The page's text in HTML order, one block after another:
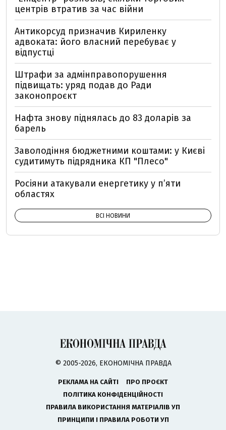
центрів втратив за час війни
Антикорсуд призначив Кириленку
адвоката: його власний перебуває у
відпустці
Штрафи за адмінправопорушення
підвищать: уряд подав до Ради
законопроєкт
Нафта знову піднялась до 83 доларів за
барель
Заволодіння бюджетними коштами: у Києві
судитимуть підрядника КП "Плесо"
Росіяни атакували енергетику у пʼяти
областях
ВСІ НОВИНИ
© 2005-2026, ЕКОНОМІЧНА ПРАВДА
РЕКЛАМА НА САЙТІ
ПРО ПРОЄКТ
ПОЛІТИКА КОНФІДЕНЦІЙНОСТІ
ПРАВИЛА ВИКОРИСТАННЯ МАТЕРІАЛІВ УП
ПРИНЦИПИ І ПРАВИЛА РОБОТИ УП